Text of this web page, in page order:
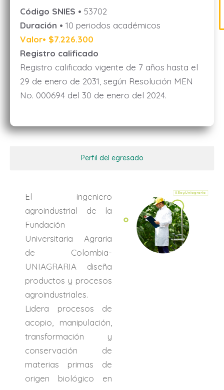
Código SNIES • 53702
Duración • 10 periodos académicos
Valor• $7.226.300
Registro calificado
Registro calificado vigente de 7 años hasta el
29 de enero de 2031, según Resolución MEN
No. 000694 del 30 de enero del 2024.
Perfil del egresado
El ingeniero
agroindustrial de la
Fundación
Universitaria Agraria
de Colombia-
UNIAGRARIA diseña
productos y procesos
agroindustriales.
Lidera procesos de
acopio, manipulación,
transformación y
conservación de
materias primas de
origen biológico en